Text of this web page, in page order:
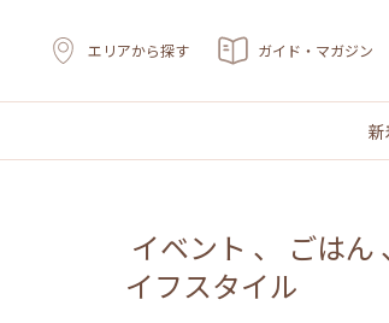
エリアから探す ガイド・マガジン
新
イベント 、 ごはん
イフスタイル